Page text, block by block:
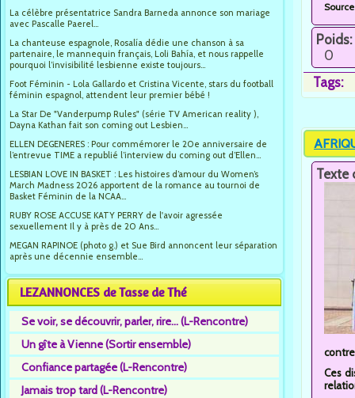
La célèbre présentatrice Sandra Barneda annonce son mariage
avec Pascalle Paerel...
La chanteuse espagnole, Rosalía dédie une chanson à sa
partenaire, le mannequin français, Loli Bahía, et nous rappelle
pourquoi l’invisibilité lesbienne existe toujours...
Foot Féminin - Lola Gallardo et Cristina Vicente, stars du football
féminin espagnol, attendent leur premier bébé !
La Star De "Vanderpump Rules" (série TV American reality ),
Dayna Kathan fait son coming out Lesbien...
ELLEN DEGENERES : Pour commémorer le 20e anniversaire de
l’entrevue TIME a republié l’interview du coming out d’Ellen...
LESBIAN LOVE IN BASKET : Les histoires d’amour du Women’s
March Madness 2026 apportent de la romance au tournoi de
Basket Féminin de la NCAA...
RUBY ROSE ACCUSE KATY PERRY de l'avoir agressée
sexuellement Il y à près de 20 Ans...
MEGAN RAPINOE (photo g.) et Sue Bird annoncent leur séparation
après une décennie ensemble...
LEZANNONCES de Tasse de Thé
Se voir, se découvrir, parler, rire... (L-Rencontre)
Un gîte à Vienne (Sortir ensemble)
Confiance partagée (L-Rencontre)
Jamais trop tard (L-Rencontre)
Poids:
0
Tags:
Texte
Ces